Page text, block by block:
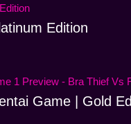
Edition
Game | Gold